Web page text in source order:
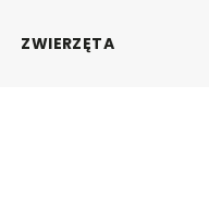
ZWIERZĘTA